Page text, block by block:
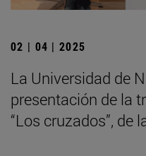
02 | 04 | 2025
La Universidad de
presentación de la
“Los cruzados”, de